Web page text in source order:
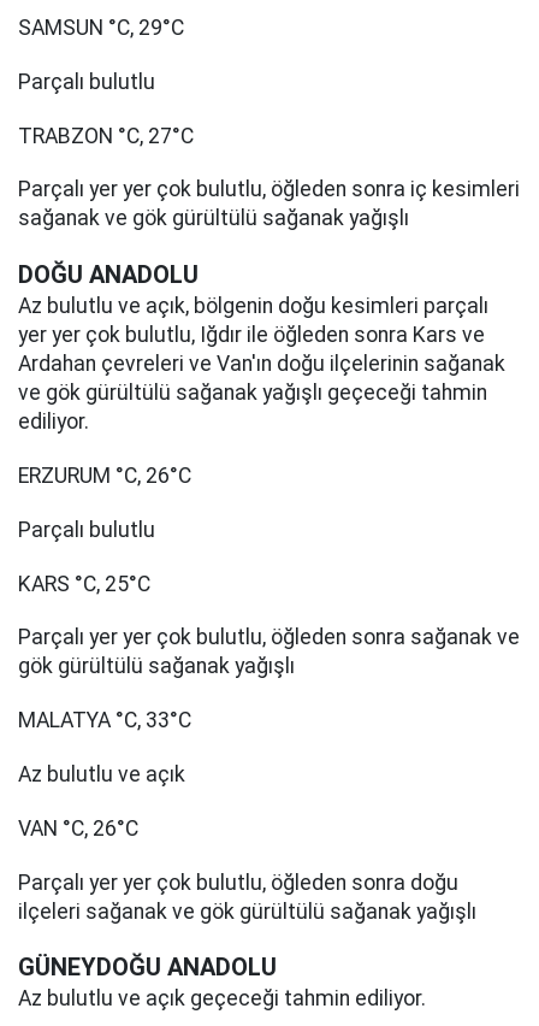
SAMSUN °C, 29°C
Parçalı bulutlu
TRABZON °C, 27°C
Parçalı yer yer çok bulutlu, öğleden sonra iç kesimleri
sağanak ve gök gürültülü sağanak yağışlı
DOĞU ANADOLU
Az bulutlu ve açık, bölgenin doğu kesimleri parçalı
yer yer çok bulutlu, Iğdır ile öğleden sonra Kars ve
Ardahan çevreleri ve Van'ın doğu ilçelerinin sağanak
ve gök gürültülü sağanak yağışlı geçeceği tahmin
ediliyor.
ERZURUM °C, 26°C
Parçalı bulutlu
KARS °C, 25°C
Parçalı yer yer çok bulutlu, öğleden sonra sağanak ve
gök gürültülü sağanak yağışlı
MALATYA °C, 33°C
Az bulutlu ve açık
VAN °C, 26°C
Parçalı yer yer çok bulutlu, öğleden sonra doğu
ilçeleri sağanak ve gök gürültülü sağanak yağışlı
GÜNEYDOĞU ANADOLU
Az bulutlu ve açık geçeceği tahmin ediliyor.